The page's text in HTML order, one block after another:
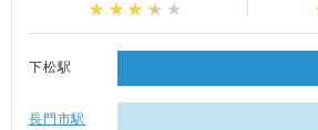
下松駅
長門市駅